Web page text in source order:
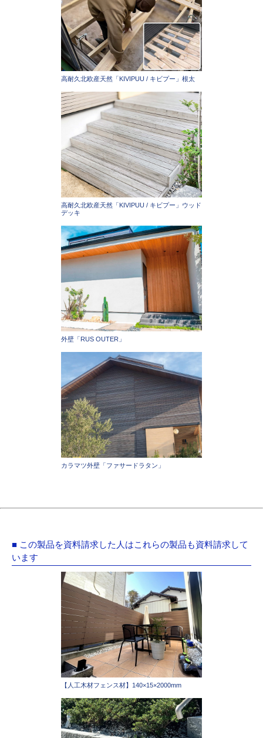
高耐久北欧産天然「KIVIPUU / キビプー」根太
高耐久北欧産天然「KIVIPUU / キビプー」ウッド
デッキ
外壁「RUS OUTER」
カラマツ外壁「ファサードラタン」
■ この製品を資料請求した人はこれらの製品も資料請求して
います
【人工木材フェンス材】140×15×2000mm